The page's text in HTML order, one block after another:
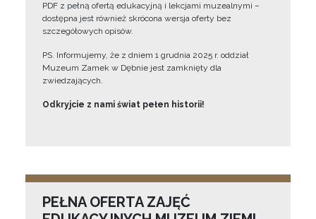
PDF z pełną ofertą edukacyjną i lekcjami muzealnymi –
dostępna jest również skrócona wersja oferty bez
szczegółowych opisów.
PS. Informujemy, że z dniem 1 grudnia 2025 r. oddział
Muzeum Zamek w Dębnie jest zamknięty dla
zwiedzających.
Odkryjcie z nami świat pełen historii!
PEŁNA OFERTA ZAJĘĆ